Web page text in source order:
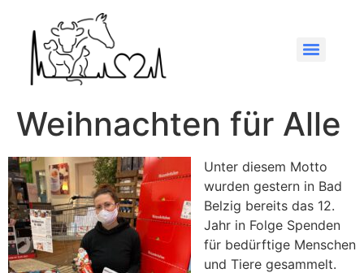
Weihnachten für Alle
Unter diesem Motto
wurden gestern in Bad
Belzig bereits das 12.
Jahr in Folge Spenden
für bedürftige Menschen
und Tiere gesammelt.